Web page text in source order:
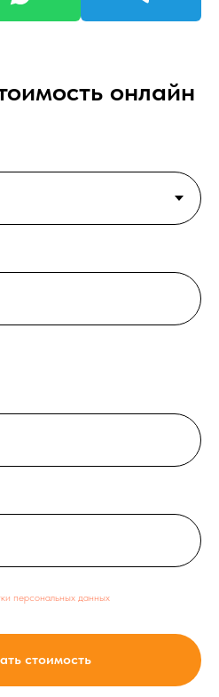
онлайн
персональных данных
стоимость